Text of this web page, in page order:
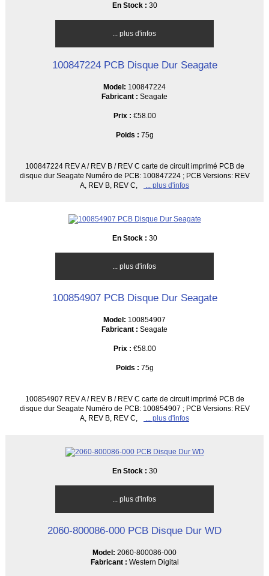
En Stock : 30
... plus d'infos
100847224 PCB Disque Dur Seagate
Model: 100847224
Fabricant : Seagate
Prix : €58.00
Poids : 75g
100847224 REV A / REV B / REV C carte de circuit imprimé PCB de
disque dur Seagate Numéro de PCB: 100847224 ; PCB Versions: REV
A, REV B, REV C,
... plus d'infos
En Stock : 30
... plus d'infos
100854907 PCB Disque Dur Seagate
Model: 100854907
Fabricant : Seagate
Prix : €58.00
Poids : 75g
100854907 REV A / REV B / REV C carte de circuit imprimé PCB de
disque dur Seagate Numéro de PCB: 100854907 ; PCB Versions: REV
A, REV B, REV C,
... plus d'infos
En Stock : 30
... plus d'infos
2060-800086-000 PCB Disque Dur WD
Model: 2060-800086-000
Fabricant : Western Digital